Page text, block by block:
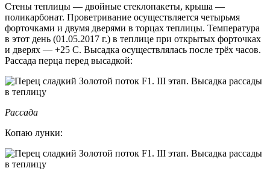
Стены теплицы — двойные стеклопакеты, крыша —
поликарбонат. Проветривание осуществляется четырьмя
форточками и двумя дверями в торцах теплицы. Температура
в этот день (01.05.2017 г.) в теплице при открытых форточках
и дверях — +25 С. Высадка осуществлялась после трёх часов.
Рассада перца перед высадкой:
Рассада
Копаю лунки: